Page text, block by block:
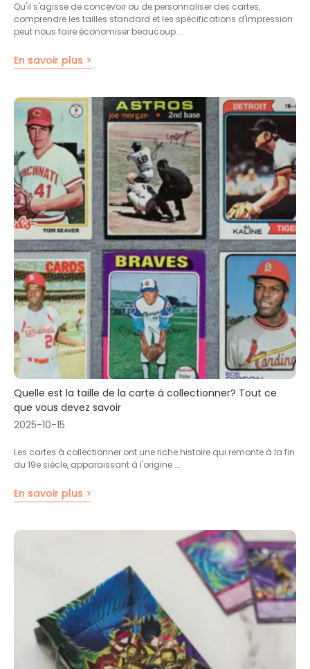
Qu'il s'agisse de concevoir ou de personnaliser des cartes,
comprendre les tailles standard et les spécifications d'impression
peut nous faire économiser beaucoup ...
En savoir plus >
Quelle est la taille de la carte à collectionner? Tout ce
que vous devez savoir
2025-10-15
Les cartes à collectionner ont une riche histoire qui remonte à la fin
du 19e siècle, apparaissant à l'origine ...
En savoir plus >